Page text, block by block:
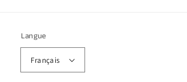
Langue
Français